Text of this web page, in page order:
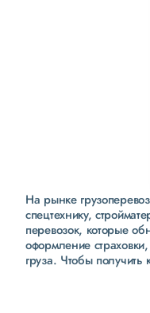
Удобная и
полностью
ежемесячные
интеграция
На рынке
спецтехнику,
перевозок, которые
оформление
груза. Чтобы